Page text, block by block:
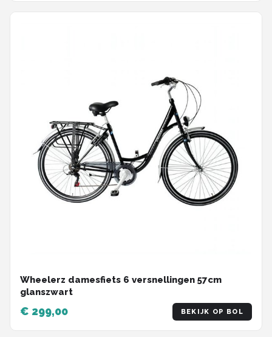
Wheelerz damesfiets 6 versnellingen 57cm
glanszwart
€ 299,00 BEKIJK OP BOL